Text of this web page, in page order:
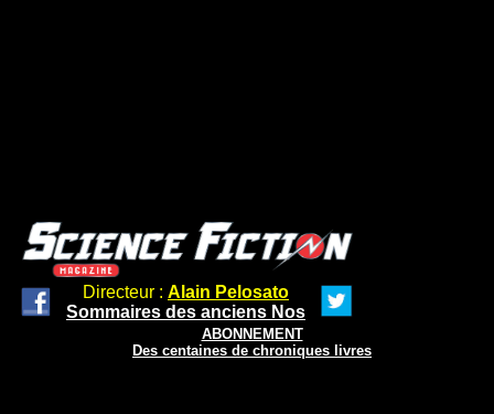
Directeur : Alain Pelosato
Sommaires des anciens Nos
ABONNEMENT
Des centaines de chroniques livres